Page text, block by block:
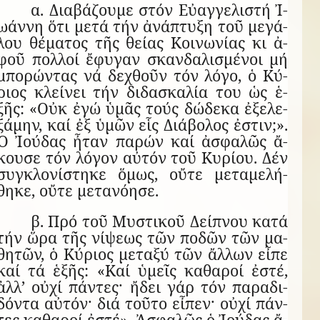
α. Δι­α­βά­ζουμε στόν Εὐαγγελιστή Ἰ­
ὅτι μετά τήν ἀ­νά­πτυξη τοῦ με­γά­
θέ­μα­τος τῆς θείας Κοι­νω­νίας κι ἀ­
πολ­λοί ἔ­φυ­γαν σκαν­δα­λι­σμέ­νοι μή
νά δε­χθοῦν τόν λόγο, ὁ Κύ­
κλεί­νει τήν δι­δα­σκα­λία του ὡς ἑ­
«Οὐκ ἐγώ ὑ­μᾶς τούς δώ­δεκα ἐ­ξε­λε­
καί ἐξ ὑ­μῶν εἷς Δι­ά­βο­λος ἐ­στιν;».
Ἰ­ού­δας ἦ­ταν πα­ρών καί ἀ­σφα­λῶς ἄ­
τόν λό­γον αὐ­τόν τοῦ Κυ­ρίου. Δέν
ὅ­μως, οὔτε με­τα­με­λή­
οὔτε μετανόησε.
β. Πρό τοῦ Μυ­στι­κοῦ Δεί­πνου κατά
ὥρα τῆς νί­ψεως τῶν πο­δῶν τῶν μα­
ὁ Κύ­ριος με­ταξύ τῶν ἄλ­λων εἶπε
τά ἑ­ξῆς: «Καί ὑ­μεῖς κα­θα­ροί ἐ­στέ,
οὐχί πάν­τες· ἤ­δει γάρ τόν πα­ρα­δι­
αὐ­τόν· διά τοῦτο εἶ­πεν· οὐχί πάν­